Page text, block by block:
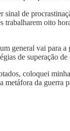
de
oito
general vai para
de superação
coloquei
da guerra